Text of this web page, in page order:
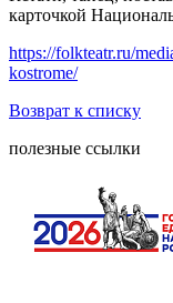
карточкой
https://folkteatr.ru/
kostrome/
Возврат к списку
полезные ссылки